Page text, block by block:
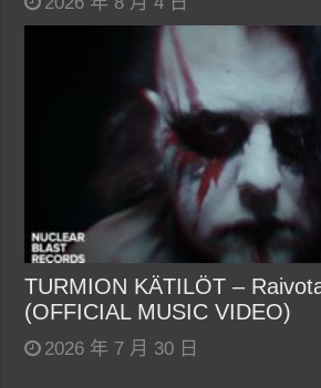
TURMION KÄTILÖT –
(OFFICIAL MUSIC VIDEO)
2026 年 7 月 30 日